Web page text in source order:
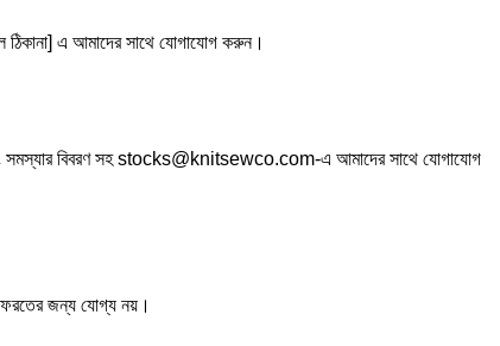
এ আমাদের সাথে যোগাযোগ করুন।
সমস্যার বিবরণ সহ stocks@knitsewco.com-এ আমাদের সাথে যোগাযোগ
জন্য যোগ্য নয়।